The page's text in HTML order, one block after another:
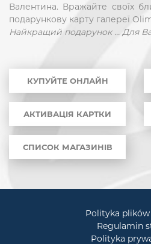
Валентина. Вражайте своїх
подарункову карту галереї
Найкращий подарунок … Для
КУПУЙТЕ ОНЛАЙН
АКТИВАЦІЯ КАРТКИ
СПИСОК МАГАЗИНІВ
Polityka
Regulamin
Polityka